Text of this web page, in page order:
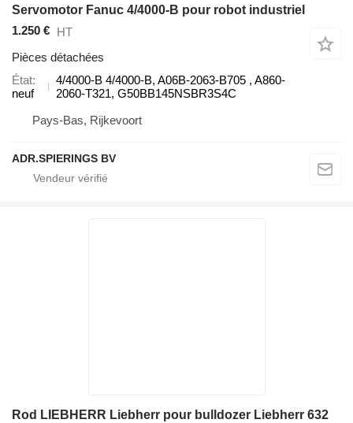
Servomotor Fanuc 4/4000-B pour robot industriel
1.250 € HT
Pièces détachées
État
neuf
4/4000-B 4/4000-B, A06B-2063-B705 , A860-
2060-T321, G50BB145NSBR3S4C
Pays-Bas, Rijkevoort
ADR.SPIERINGS BV
Rod LIEBHERR Liebherr pour bulldozer Liebherr 632